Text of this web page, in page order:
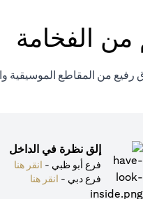
الفخامة
رفيع من المقاطع الموسيقية
إلق نظرة في الداخل
فرع أبو ظبي - انقر هنا
فرع دبي - انقر هنا